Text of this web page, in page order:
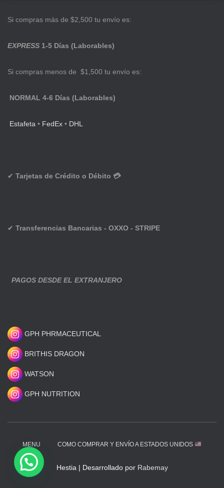
Si compras más de $2,500 tu envío es:
EXPRESS 1-5 Días (Laborables)
Si compras menos de $1,500 tu envío es:
NORMAL 4-6 Días (Laborables)
Estafeta • FedEx • DHL
✔ Tarjetas de Crédito o Débito 💳
✔ Transferencias Bancarias - OXXO - STRIPE
PAGOS DESDE EL EXTRANJERO
GPH PHRMACEUTICAL
BRITHIS DRAGON
WATSON
GPH NUTRITION
MENU COMO COMPRAR Y ENVÍO A ESTADOS UNIDOS
Hestia | Desarrollado por Rabemay